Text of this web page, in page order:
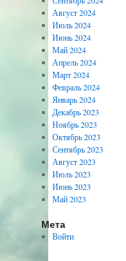
Август 2024
Июль 2024
Июнь 2024
Май 2024
Апрель 2024
Март 2024
Февраль 2024
Январь 2024
Декабрь 2023
Ноябрь 2023
Октябрь 2023
Сентябрь 2023
Август 2023
Июль 2023
Июнь 2023
Май 2023
Мета
Войти